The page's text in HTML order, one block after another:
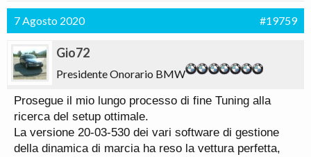
7 Agosto 2020 #19759
Gio72
Presidente Onorario BMW
Prosegue il mio lungo processo di fine Tuning alla
ricerca del setup ottimale.
La versione 20-03-530 dei vari software di gestione
della dinamica di marcia ha reso la vettura perfetta,